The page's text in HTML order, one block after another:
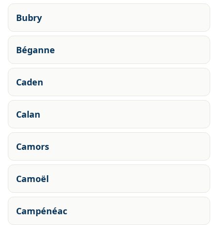
Bubry
Béganne
Caden
Calan
Camors
Camoël
Campénéac